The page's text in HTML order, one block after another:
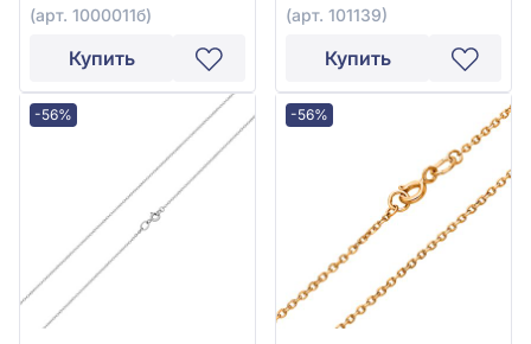
(арт. 1000011б)
Купить
(арт. 101139)
Купить
-56% -56%